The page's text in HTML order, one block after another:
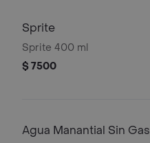
Sprite
Sprite 400 ml
$ 7500
Agua Manantial Sin Gas